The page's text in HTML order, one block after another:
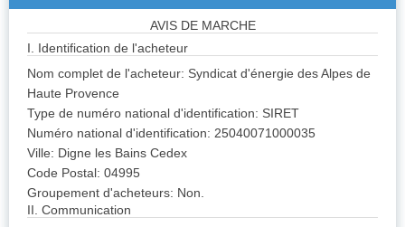
AVIS DE MARCHE
I. Identification de l'acheteur
Nom complet de l'acheteur: Syndicat d'énergie des Alpes de
Haute Provence
Type de numéro national d'identification: SIRET
Numéro national d'identification: 25040071000035
Ville: Digne les Bains Cedex
Code Postal: 04995
Groupement d'acheteurs: Non.
II. Communication